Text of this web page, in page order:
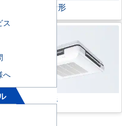
ビルトイン形
天吊自在形
ス
へ